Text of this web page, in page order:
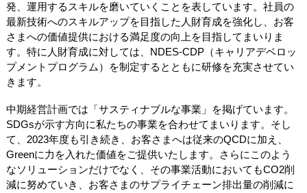
発、運用するスキルを磨いていくことを表しています。社員の
最新技術へのスキルアップを目指した人財育成を強化し、お客
さまへの価値提供における満足度の向上を目指してまいりま
す。特に人財育成に対しては、NDES-CDP（キャリアデベロッ
プメントプログラム）を制定するとともに研修を充実させてい
きます。
中期経営計画では「サスティナブルな事業」を掲げています。
SDGsが示す方向に私たちの事業を合わせてまいります。そし
て、2023年度も引き続き、お客さまへは従来のQCDに加え、
Greenに力を入れた価値をご提供いたします。さらにこのよう
なソリューションだけでなく、その事業活動においてもCO2削
減に努めていき、お客さまのサプライチェーン排出量の削減に